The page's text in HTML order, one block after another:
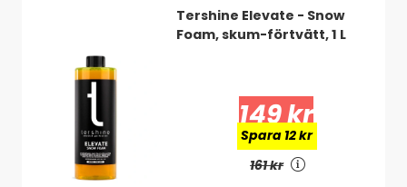
Tershine Elevate - Snow
Foam, skum-förtvätt, 1 L
149 kr
Spara 12 kr
161 kr